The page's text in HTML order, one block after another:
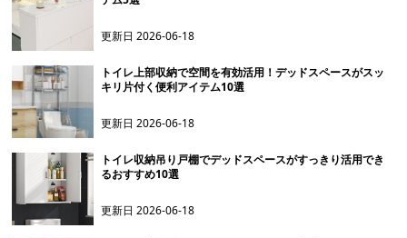
更新日2026-06-18
トイレ上部収納で空間を有効活用！デッドスペースがスッ
キリ片付く便利アイテム10選
更新日2026-06-18
トイレ収納吊り戸棚でデッドスペースがすっきり活用でき
るおすすめ10選
更新日2026-06-18